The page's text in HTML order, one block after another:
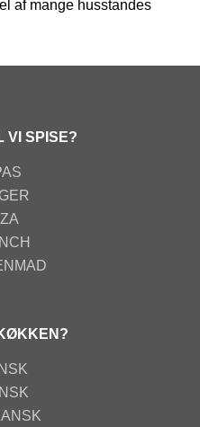
af mange husstandes
VI SPISE?